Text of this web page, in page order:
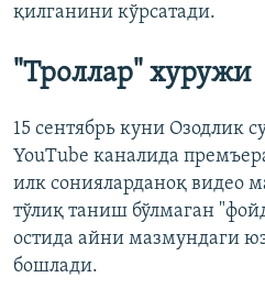
қилганини кўрсатади.
"Троллар" хуружи
15 сентябрь куни Озодлик
YouTube каналида
илк сонияларданоқ видео
тўлиқ таниш бўлмаган
остида айни мазмундаги
бошлади.